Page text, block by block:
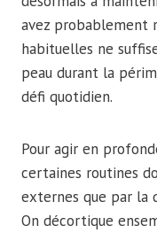
avez probablement
habituelles ne
peau durant la
défi quotidien.
Pour agir en
certaines routines
externes que par la
On décortique